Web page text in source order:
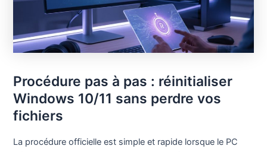
Procédure pas à pas : réinitialiser
Windows 10/11 sans perdre vos
fichiers
La procédure officielle est simple et rapide lorsque le PC